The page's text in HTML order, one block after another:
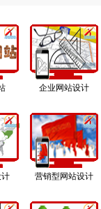
企业网站设计
营销型网站设计